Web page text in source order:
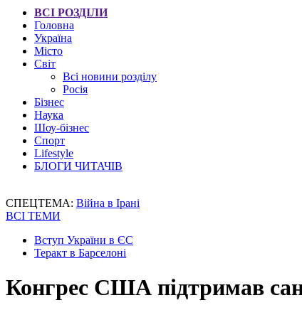
ВСІ РОЗДІЛИ
Головна
Україна
Місто
Світ
Всі новини розділу
Росія
Бізнес
Наука
Шоу-бізнес
Спорт
Lifestyle
БЛОГИ ЧИТАЧІВ
СПЕЦТЕМА: Війна в Ірані
ВСІ ТЕМИ
Вступ України в ЄС
Теракт в Барселоні
Конгрес США підтримав